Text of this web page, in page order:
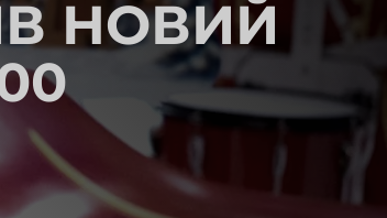
НОВИЙ